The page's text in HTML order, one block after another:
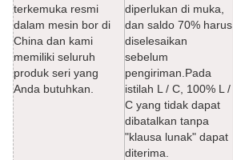
terkemuka resmi
dalam mesin bor di
China dan kami
memiliki seluruh
produk seri yang
Anda butuhkan.
diperlukan di muka,
dan saldo 70% harus
diselesaikan
sebelum
pengiriman.Pada
istilah L / C, 100% L /
C yang tidak dapat
dibatalkan tanpa
"klausa lunak" dapat
diterima.